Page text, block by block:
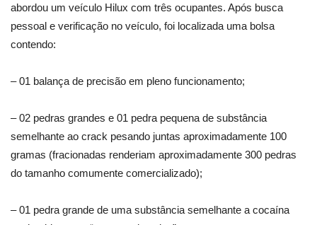
abordou um veículo Hilux com três ocupantes. Após busca
pessoal e verificação no veículo, foi localizada uma bolsa
contendo:
– 01 balança de precisão em pleno funcionamento;
– 02 pedras grandes e 01 pedra pequena de substância
semelhante ao crack pesando juntas aproximadamente 100
gramas (fracionadas renderiam aproximadamente 300 pedras
do tamanho comumente comercializado);
– 01 pedra grande de uma substância semelhante a cocaína